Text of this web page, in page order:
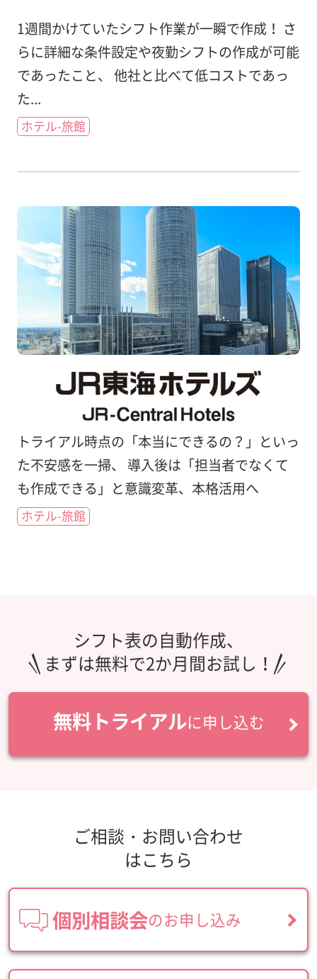
1週間かけていたシフト作業が一瞬で作成！ さ
らに詳細な条件設定や夜勤シフトの作成が可能
であったこと、 他社と比べて低コストであっ
た...
ホテル-旅館
トライアル時点の「本当にできるの？」といっ
た不安感を一掃、 導入後は「担当者でなくて
も作成できる」と意識変革、本格活用へ
ホテル-旅館
シフト表の自動作成、
まずは無料で2か月間お試し！
無料トライアルに申し込む
ご相談・お問い合わせ
はこちら
個別相談会のお申し込み